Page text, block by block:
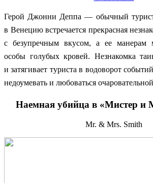
Герой Джонни Деппа — обычный
в Венецию встречается прекрасная
с безупречным вкусом, а ее манерам
особы голубых кровей. Незнакомка
и затягивает туриста в водоворот
недоумевать и любоваться
Наемная убийца в «Мистер и
Mr. & Mrs. Smith